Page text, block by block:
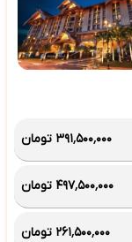
۳۹۱٬۵۰۰٬۰۰۰ تومان
۴۹۷٬۵۰۰٬۰۰۰ تومان
۲۶۱٬۵۰۰٬۰۰۰ تومان